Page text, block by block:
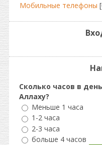
Мобильные телефоны
Сколько часов в
Аллаху?
Меньше 1 часа
1-2 часа
2-3 часа
больше 4 часов